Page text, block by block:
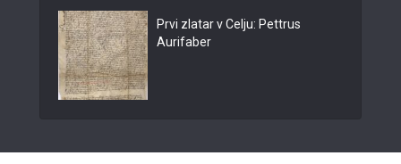
Prvi zlatar v Celju: Pettrus
Aurifaber